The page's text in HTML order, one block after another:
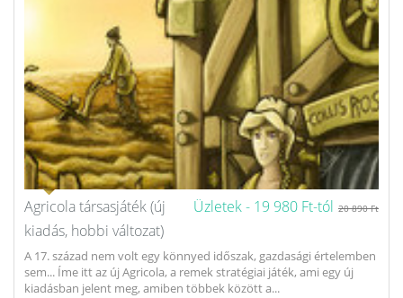
Üzletek - 19 980 Ft-tól 20 890 Ft
Agricola társasjáték (új
kiadás, hobbi változat)
A 17. század nem volt egy könnyed időszak, gazdasági értelemben
sem... Íme itt az új Agricola, a remek stratégiai játék, ami egy új
kiadásban jelent meg, amiben többek között a...